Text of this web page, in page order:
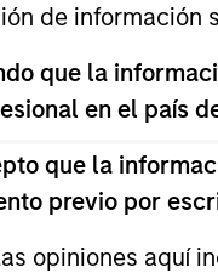
de información
que la
en el país
que la
previo por
opiniones aquí
positive performance
the property of their
By clicking on any
by us of any
of such site.